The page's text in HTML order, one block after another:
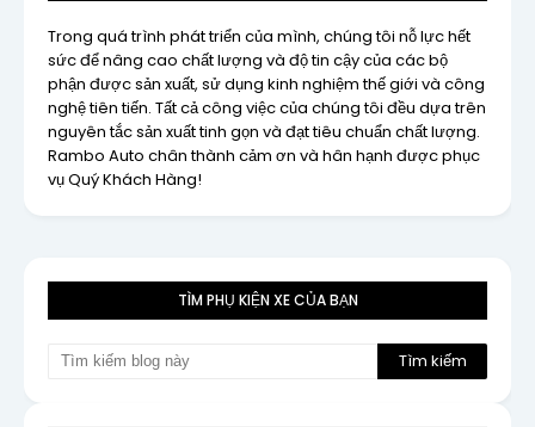
Trong quá trình phát triển của mình, chúng tôi nỗ lực hết
sức để nâng cao chất lượng và độ tin cậy của các bộ
phận được sản xuất, sử dụng kinh nghiệm thế giới và công
nghệ tiên tiến. Tất cả công việc của chúng tôi đều dựa trên
nguyên tắc sản xuất tinh gọn và đạt tiêu chuẩn chất lượng.
Rambo Auto chân thành cảm ơn và hân hạnh được phục
vụ Quý Khách Hàng!
TÌM PHỤ KIỆN XE CỦA BẠN